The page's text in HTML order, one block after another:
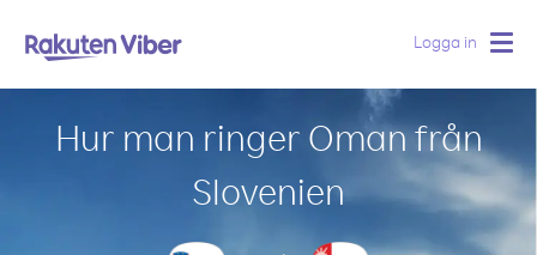
Logga in
Hur man ringer Oman från
Slovenien